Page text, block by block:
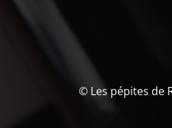
© Les pépites de